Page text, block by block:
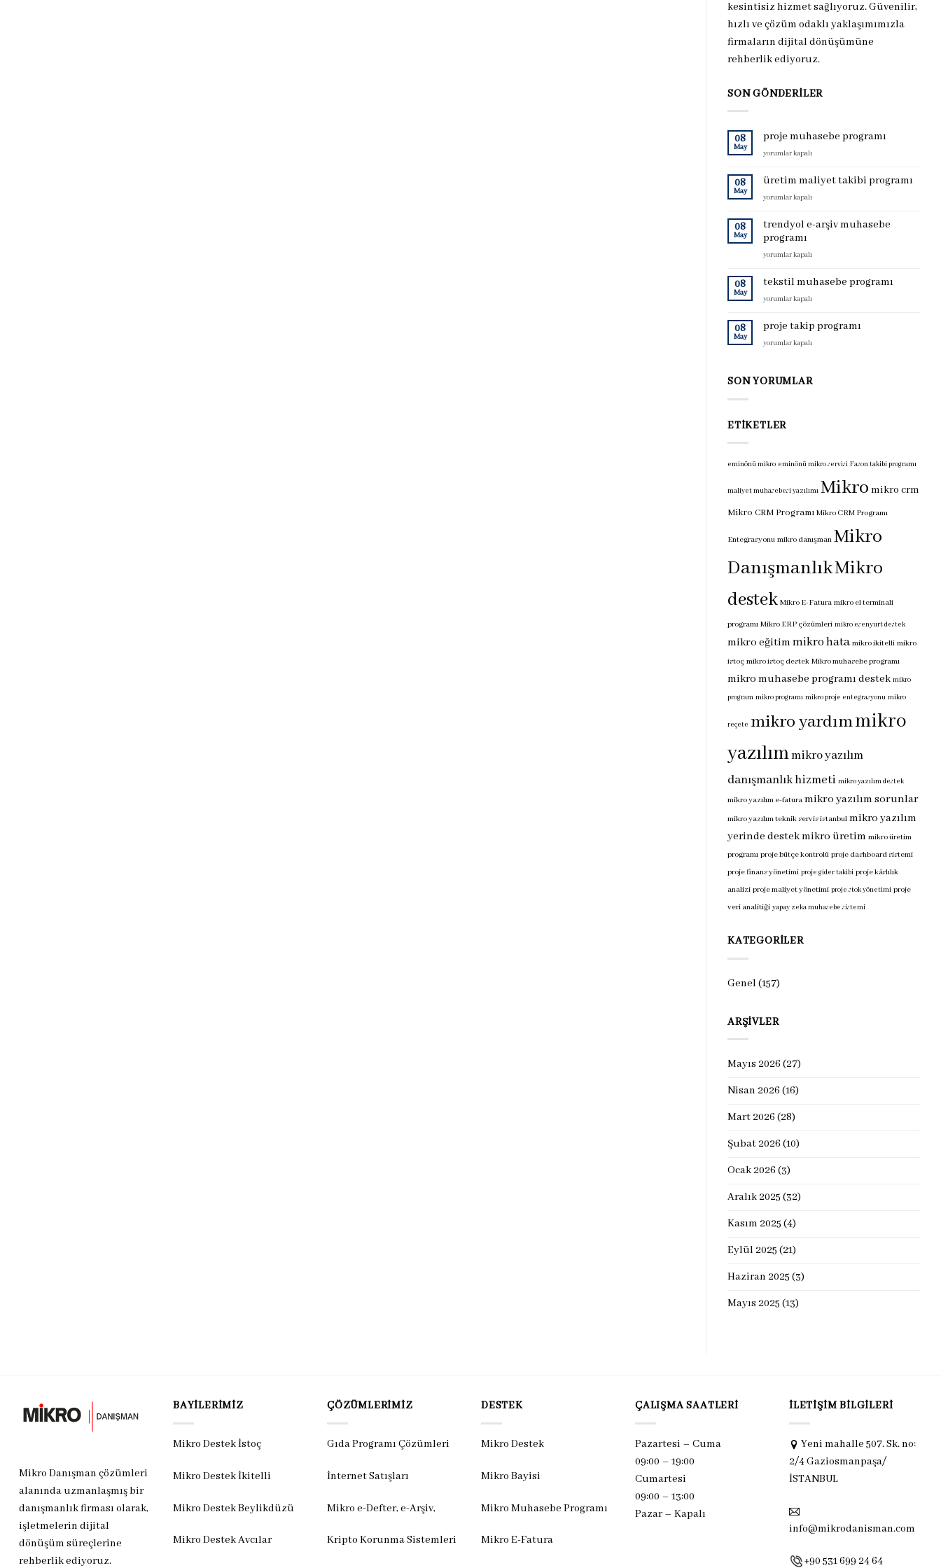
kesintisiz hizmet sağlıyoruz. Güvenilir,
hızlı ve çözüm odaklı yaklaşımımızla
firmaların dijital dönüşümüne
rehberlik ediyoruz.
SON GÖNDERILER
08
May
proje muhasebe programı
proje
programı
yorumlar kapalı
08
May
üretim maliyet takibi programı
üretim
takibi
için
yorumlar kapalı
08
May
trendyol e-arşiv muhasebe
programı
trendyol
arşiv
programı
yorumlar kapalı
08
May
tekstil muhasebe programı
tekstil
programı
yorumlar kapalı
08
May
proje takip programı
proje
için
yorumlar kapalı
SON YORUMLAR
ETIKETLER
eminönü mikro eminönü mikro servisi Fason takibi programı
maliyet muhasebesi yazılımı Mikro mikro crm
Mikro CRM Programı Mikro CRM Programı
Entegrasyonu mikro danışman Mikro
DanışmanlıkMikro
destek Mikro E-Fatura mikro el terminali
programı Mikro ERP çözümleri mikro esenyurt destek
mikro eğitimmikro hata mikro ikitelli mikro
istoç mikro istoç destek Mikro muhasebe programı
mikro muhasebe programı destek mikro
program mikro programı mikro proje entegrasyonu mikro
reçete mikro yardımmikro
yazılımmikro yazılım
danışmanlık hizmeti mikro yazılım destek
mikro yazılım e-fatura mikro yazılım sorunlar
mikro yazılım teknik servis istanbul mikro yazılım
yerinde destekmikro üretim mikro üretim
programı proje bütçe kontrolü proje dashboard sistemi
proje finans yönetimi proje gider takibi proje kârlılık
analizi proje maliyet yönetimi proje stok yönetimi proje
veri analitiği yapay zeka muhasebe sistemi
KATEGORILER
Genel(157)
ARŞIVLER
Mayıs 2026 (27)
Nisan 2026 (16)
Mart 2026 (28)
Şubat 2026 (10)
Ocak 2026 (3)
Aralık 2025 (32)
Kasım 2025 (4)
Eylül 2025 (21)
Haziran 2025 (3)
Mayıs 2025 (13)
Mikro Danışman çözümleri
alanında uzmanlaşmış bir
danışmanlık firması olarak,
işletmelerin dijital
dönüşüm süreçlerine
rehberlik ediyoruz.
BAYILERIMIZ
Mikro Destek İstoç
Mikro Destek İkitelli
Mikro Destek Beylikdüzü
Mikro Destek Avcılar
ÇÖZÜMLERIMIZ
Gıda Programı Çözümleri
İnternet Satışları
Mikro e-Defter, e-Arşiv,
Kripto Korunma Sistemleri
DESTEK
Mikro Destek
Mikro Bayisi
Mikro Muhasebe Programı
Mikro E-Fatura
ÇALIŞMA SAATLERI
Pazartesi – Cuma
09:00 – 19:00
Cumartesi
09:00 – 13:00
Pazar – Kapalı
İLETIŞIM BILGILERI
Yeni mahalle 507. Sk. no:
2/4 Gaziosmanpaşa/
İSTANBUL
info@mikrodanisman.com
+90 531 699 24 64